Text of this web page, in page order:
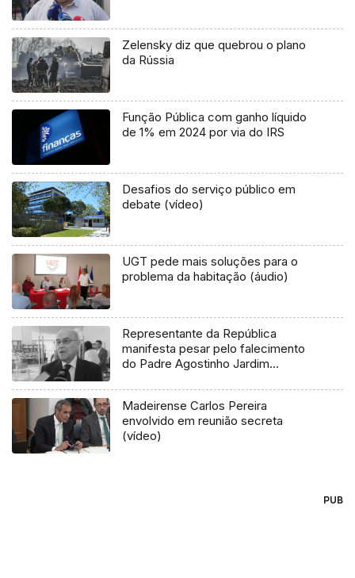
Zelensky diz que quebrou o plano
da Rússia
Função Pública com ganho líquido
de 1% em 2024 por via do IRS
Desafios do serviço público em
debate (vídeo)
UGT pede mais soluções para o
problema da habitação (áudio)
Representante da República
manifesta pesar pelo falecimento
do Padre Agostinho Jardim
Madeirense Carlos Pereira
envolvido em reunião secreta
(vídeo)
PUB